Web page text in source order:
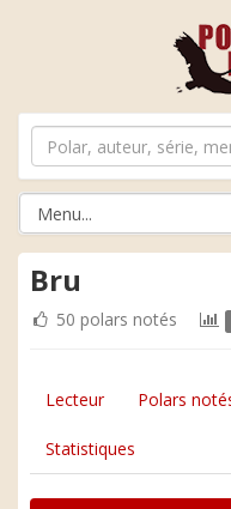
Bru
50 polars notés
Lecteur Polars
Statistiques